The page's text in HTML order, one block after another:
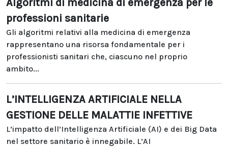
Algoritmi di medicina di emergenza per le
professioni sanitarie
Gli algoritmi relativi alla medicina di emergenza
rappresentano una risorsa fondamentale per i
professionisti sanitari che, ciascuno nel proprio
ambito...
L’INTELLIGENZA ARTIFICIALE NELLA
GESTIONE DELLE MALATTIE INFETTIVE
L’impatto dell’Intelligenza Artificiale (AI) e dei Big Data
nel settore sanitario è innegabile. L’AI